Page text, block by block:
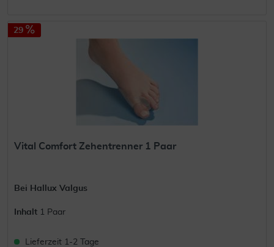
29
Vital Comfort Zehentrenner 1 Paar
Bei Hallux Valgus
Inhalt 1 Paar
Lieferzeit 1-2 Tage